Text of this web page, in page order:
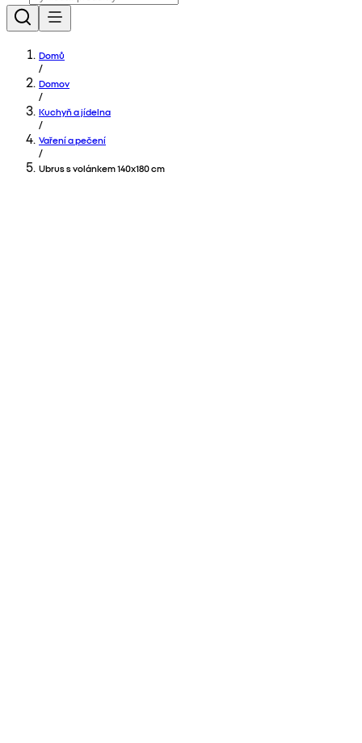
Domů
/
Domov
/
Kuchyň a jídelna
/
Vaření a pečení
/
Ubrus s volánkem 140x180 cm